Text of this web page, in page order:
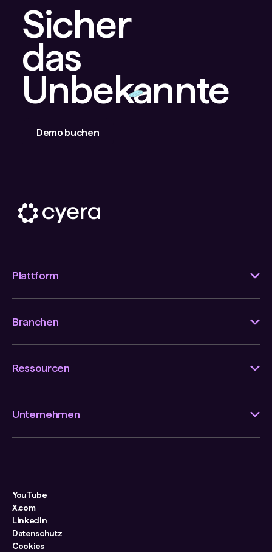
Sicher
das
Unbekannte
Demo buchen
Plattform
Branchen
Ressourcen
Unternehmen
YouTube
X.com
LinkedIn
Datenschutz
Cookies